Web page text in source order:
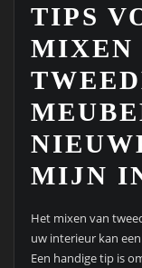
TIPS
MIXEN
MIJN
Het mixen van
uw interieur kan
Een handige tip is